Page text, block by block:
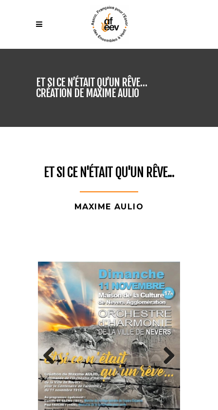
ET SI CE N’ÉTAIT QU’UN RÊVE…
CRÉATION DE MAXIME AULIO
ET SI CE N'ÉTAIT QU'UN RÊVE...
MAXIME AULIO
Previous Next